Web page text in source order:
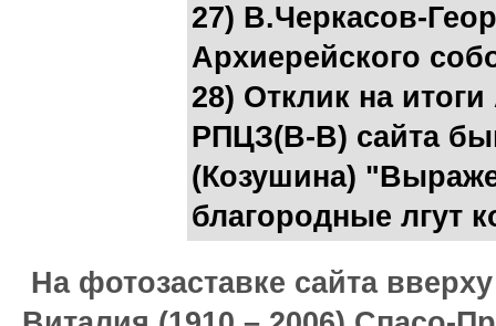
27) В.Черкасов-
Архиерейского
28) Отклик на
РПЦЗ(В-В) сайта
(Козушина)
благородные лгут
На фотозаставке сайта